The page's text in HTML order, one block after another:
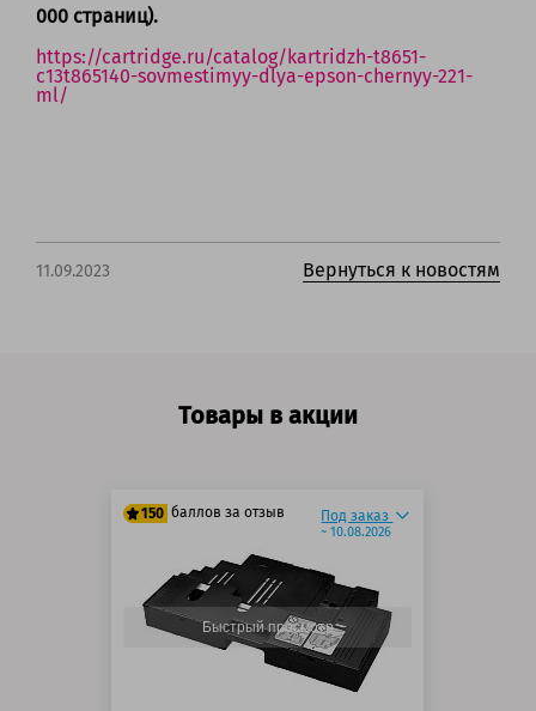
000 страниц).
https://cartridge.ru/catalog/kartridzh-t8651-
c13t865140-sovmestimyy-dlya-epson-chernyy-221-
ml/
11.09.2023 Вернуться к новостям
Товары в акции
150 баллов за отзыв
125 баллов
150 баллов
Под заказ
~ 10.08.2026
Быстрый просмотр